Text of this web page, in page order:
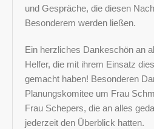
und Gespräche, die diesen
Besonderem werden ließen.
Ein herzliches Dankeschön an
Helfer, die mit ihrem Einsatz
gemacht haben! Besonderen
Planungskomitee um Frau
Frau Schepers, die an alles
jederzeit den Überblick hatten.